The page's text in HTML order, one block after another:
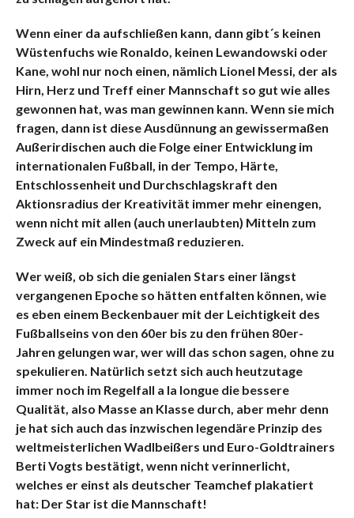
Wenn einer da aufschließen kann, dann gibt´s keinen
Wüstenfuchs wie Ronaldo, keinen Lewandowski oder
Kane, wohl nur noch einen, nämlich Lionel Messi, der als
Hirn, Herz und Treff einer Mannschaft so gut wie alles
gewonnen hat, was man gewinnen kann. Wenn sie mich
fragen, dann ist diese Ausdünnung an gewissermaßen
Außerirdischen auch die Folge einer Entwicklung im
internationalen Fußball, in der Tempo, Härte,
Entschlossenheit und Durchschlagskraft den
Aktionsradius der Kreativität immer mehr einengen,
wenn nicht mit allen (auch unerlaubten) Mitteln zum
Zweck auf ein Mindestmaß reduzieren.
Wer weiß, ob sich die genialen Stars einer längst
vergangenen Epoche so hätten entfalten können, wie
es eben einem Beckenbauer mit der Leichtigkeit des
Fußballseins von den 60er bis zu den frühen 80er-
Jahren gelungen war, wer will das schon sagen, ohne zu
spekulieren. Natürlich setzt sich auch heutzutage
immer noch im Regelfall a la longue die bessere
Qualität, also Masse an Klasse durch, aber mehr denn
je hat sich auch das inzwischen legendäre Prinzip des
weltmeisterlichen Wadlbeißers und Euro-Goldtrainers
Berti Vogts bestätigt, wenn nicht verinnerlicht,
welches er einst als deutscher Teamchef plakatiert
hat: Der Star ist die Mannschaft!